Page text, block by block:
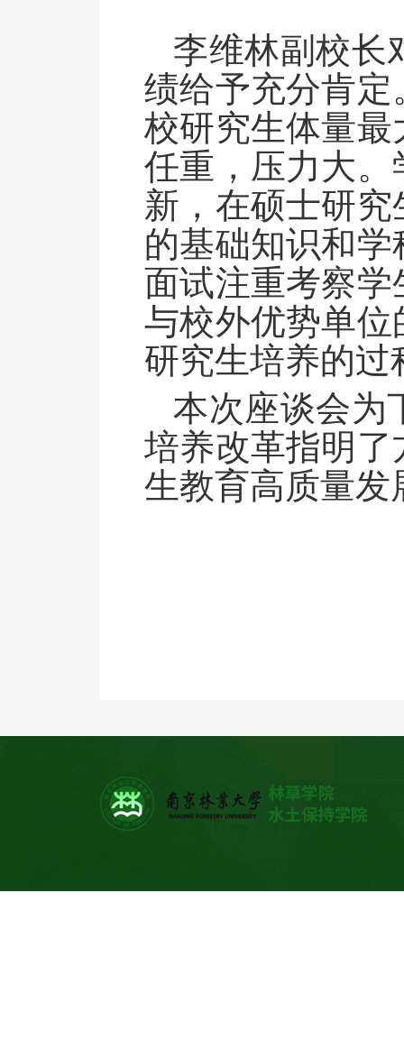
李维林副校长
绩给予充分肯
校研究生体量
任重，压力大
新，在硕士研
的基础知识和
面试注重考察
与校外优势单
研究生培养的
本次座谈会为
培养改革指明
生教育高质量发